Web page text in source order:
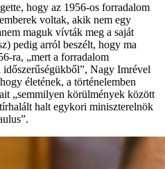
hogy az 1956-os forradalom
voltak, akik nem egy
maguk vívták meg a saját
pedig arról beszélt, hogy ma
ra, „mert a forradalom
időszerűségükből”, Nagy Imrével
életének, a történelemben
„semmilyen körülmények között
halt egykori miniszterelnök